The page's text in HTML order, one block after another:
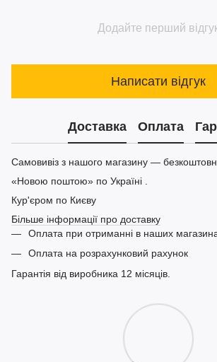
Додайте перший
Написати відгук
Доставка Оплата
Самовивіз з нашого магазину —
«Новою поштою» по Україні .
Кур'єром по Києву
Більше інформації про доставку
Оплата при отриманні в наших
Оплата на розрахунковий рахунок
Гарантія від виробника 12 місяців.